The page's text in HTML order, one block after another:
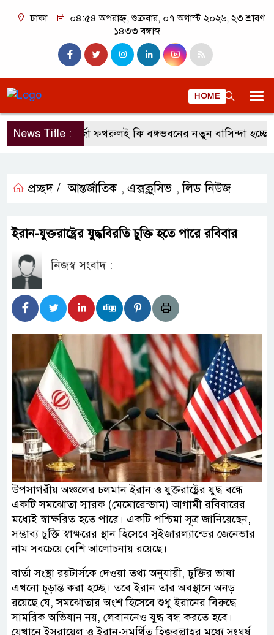
ঢাকা
০৪:৫৪ অপরাহ্ন, শুক্রবার, ০৭ অগাস্ট ২০২৬, ২৩ শ্রাবণ
১৪৩৩ বঙ্গাব্দ
HOME
News Title :মির্জা ফখরুলই কি বঙ্গভবনের নতুন বাসিন্দা হচ্ছেন?
প্রচ্ছদ / আন্তর্জাতিক , এক্সক্লুসিভ ,লিড নিউজ
ইরান-যুক্তরাষ্ট্রের যুদ্ধবিরতি চুক্তি হতে পারে রবিবার
নিজস্ব সংবাদ :
উপসাগরীয় অঞ্চলের চলমান ইরান ও যুক্তরাষ্ট্রের যুদ্ধ বন্ধে
একটি সমঝোতা স্মারক (মেমোরেন্ডাম) আগামী রবিবারের
মধ্যেই স্বাক্ষরিত হতে পারে। একটি পশ্চিমা সূত্র জানিয়েছেন,
সম্ভাব্য চুক্তি স্বাক্ষরের স্থান হিসেবে সুইজারল্যান্ডের জেনেভার
নাম সবচেয়ে বেশি আলোচনায় রয়েছে।
বার্তা সংস্থা রয়টার্সকে দেওয়া তথ্য অনুযায়ী, চুক্তির ভাষা
এখনো চূড়ান্ত করা হচ্ছে। তবে ইরান তার অবস্থানে অনড়
রয়েছে যে, সমঝোতার অংশ হিসেবে শুধু ইরানের বিরুদ্ধে
সামরিক অভিযান নয়, লেবাননেও যুদ্ধ বন্ধ করতে হবে।
যেখানে ইসরায়েল ও ইরান-সমর্থিত হিজবুল্লাহর মধ্যে সংঘর্ষ